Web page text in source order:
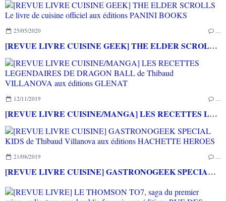
25/05/2020 …
[REVUE LIVRE CUISINE GEEK] THE ELDER SCROLLS Le livre de cuisine officiel aux éditions PANINI BOOKS
12/11/2019 …
[REVUE LIVRE CUISINE/MANGA] LES RECETTES LEGENDAIRES DE DRAGON BALL de Thibaud VILLANOVA aux éditions GLENAT
21/08/2019 …
[REVUE LIVRE CUISINE] GASTRONOGEEK SPECIAL KIDS de Thibaud Villanova aux éditions HACHETTE HEROES